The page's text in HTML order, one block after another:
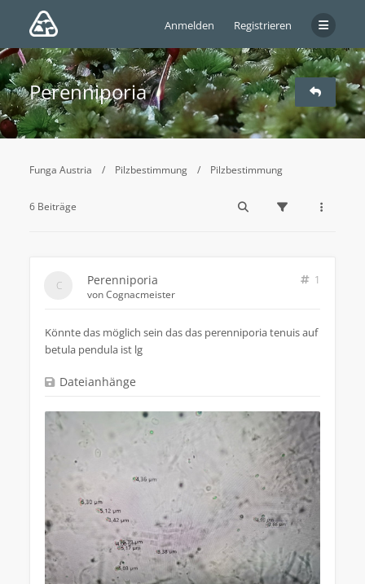
Anmelden Registrieren
Perenniporia
Funga Austria Pilzbestimmung Pilzbestimmung
6 Beiträge
Perenniporia
1
vonCognacmeister
Könnte das möglich sein das das perenniporia tenuis auf
betula pendula ist lg
Dateianhänge